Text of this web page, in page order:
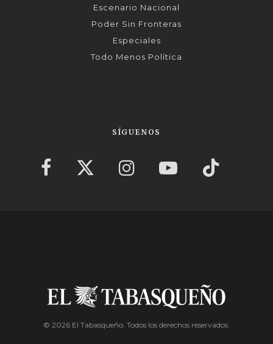
Escenario Nacional
Poder Sin Fronteras
Especiales
Todo Menos Política
SÍGUENOS
© 2026 El Tabasqueño. Todos los derechos reservados.